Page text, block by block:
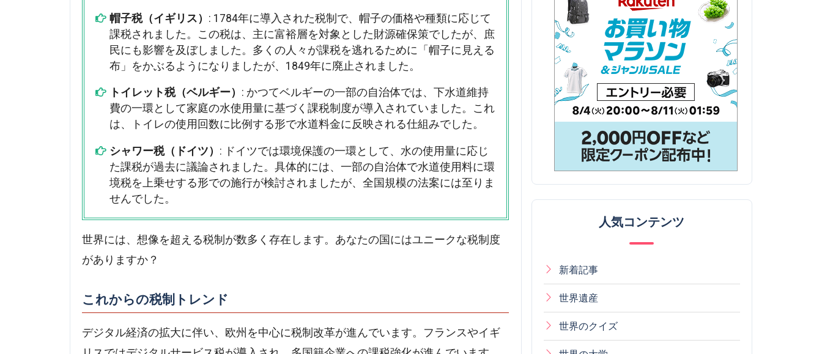
帽子税（イギリス） : 1784年に導入された税制で、帽子の価格や種類に応じて
課税されました。この税は、主に富裕層を対象とした財源確保策でしたが、庶
民にも影響を及ぼしました。多くの人々が課税を逃れるために「帽子に見える
布」をかぶるようになりましたが、1849年に廃止されました。
トイレット税（ベルギー） : かつてベルギーの一部の自治体では、下水道維持
費の一環として家庭の水使用量に基づく課税制度が導入されていました。これ
は、トイレの使用回数に比例する形で水道料金に反映される仕組みでした。
シャワー税（ドイツ） : ドイツでは環境保護の一環として、水の使用量に応じ
た課税が過去に議論されました。具体的には、一部の自治体で水道使用料に環
境税を上乗せする形での施行が検討されましたが、全国規模の法案には至りま
せんでした。
世界には、想像を超える税制が数多く存在します。あなたの国にはユニークな税制度
がありますか？
これからの税制トレンド
デジタル経済の拡大に伴い、欧州を中心に税制改革が進んでいます。フランスやイギ
人気コンテンツ
新着記事
世界遺産
世界のクイズ